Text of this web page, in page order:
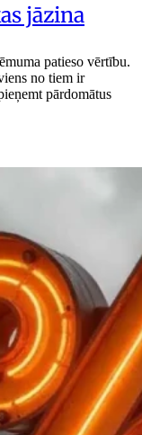
jāzina
patieso vērtību.
no tiem ir
pārdomātus